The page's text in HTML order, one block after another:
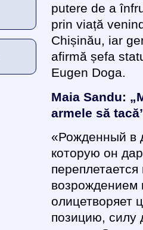
putere de a
prin viață
Chișinău, iar
afirmă șefa
Eugen Doga.
Maia Sandu:
armele să
«Рожденный в
которую он
возрождением
олицетворяет
позицию, силу